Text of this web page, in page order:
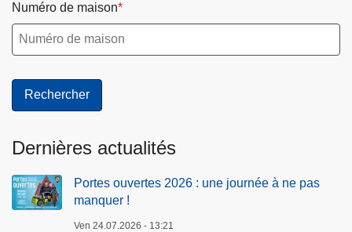
Numéro de maison
Dernières actualités
Portes ouvertes 2026 : une journée à ne pas
manquer !
Ven 24.07.2026 - 13:21